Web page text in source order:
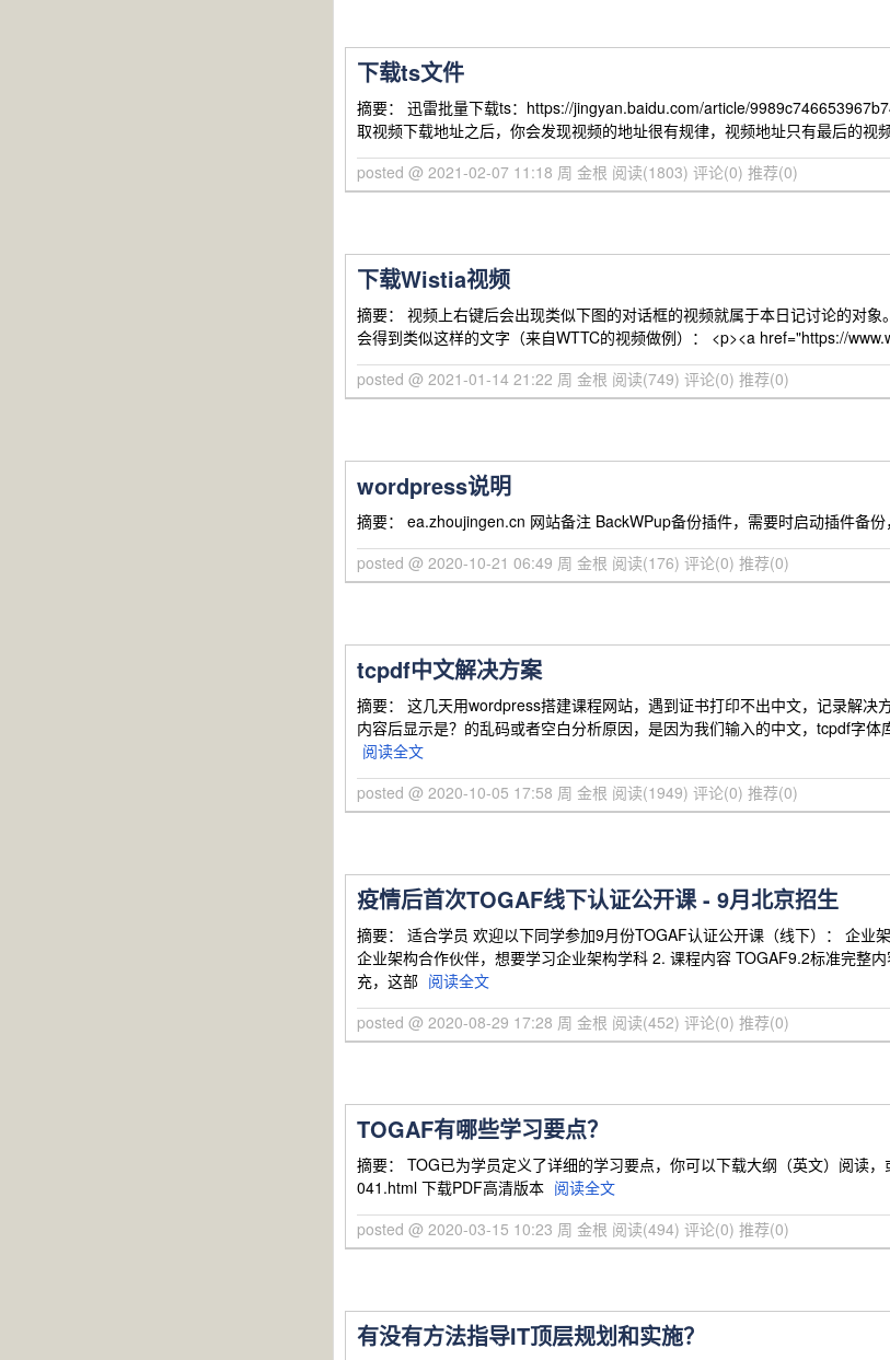
下载ts文件
摘要： 迅雷批量下载ts：https://jingyan.baidu.com/article/
取视频下载地址之后，你会发现视频的地址很有规律，视频地址只有最后的视
posted @ 2021-02-07 11:18 周 金根 阅读(1803) 评论(0) 推荐(0)
下载Wistia视频
摘要： 视频上右键后会出现类似下图的对话框的视频就属于本日记讨论的对
会得到类似这样的文字（来自WTTC的视频做例）： <p><a href="https://
posted @ 2021-01-14 21:22 周 金根 阅读(749) 评论(0) 推荐(0)
wordpress说明
摘要： ea.zhoujingen.cn 网站备注 BackWPup备份插件，需要时启动插件备
posted @ 2020-10-21 06:49 周 金根 阅读(176) 评论(0) 推荐(0)
tcpdf中文解决方案
摘要： 这几天用wordpress搭建课程网站，遇到证书打印不出中文，记录解
内容后显示是？的乱码或者空白分析原因，是因为我们输入的中文，tcpdf字
阅读全文
posted @ 2020-10-05 17:58 周 金根 阅读(1949) 评论(0) 推荐(0)
疫情后首次TOGAF线下认证公开课 - 9月北京招生
摘要： 适合学员 欢迎以下同学参加9月份TOGAF认证公开课（线下）： 企
企业架构合作伙伴，想要学习企业架构学科 2. 课程内容 TOGAF9.2标准完整
充，这部 阅读全文
posted @ 2020-08-29 17:28 周 金根 阅读(452) 评论(0) 推荐(0)
TOGAF有哪些学习要点？
摘要： TOG已为学员定义了详细的学习要点，你可以下载大纲（英文）阅读
041.html 下载PDF高清版本 阅读全文
posted @ 2020-03-15 10:23 周 金根 阅读(494) 评论(0) 推荐(0)
有没有方法指导IT顶层规划和实施？